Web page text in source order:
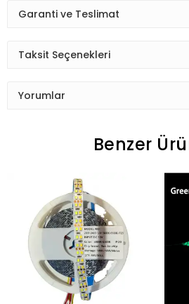
Garanti ve Teslimat
Taksit Seçenekleri
Yorumlar
Benzer